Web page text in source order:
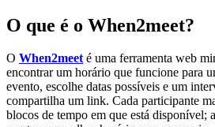
O que é o When2meet?
O When2meeté uma ferramenta web
encontrar um horário que funcione para
evento, escolhe datas possíveis e um
compartilha um link. Cada participante
blocos de tempo em que está disponível;